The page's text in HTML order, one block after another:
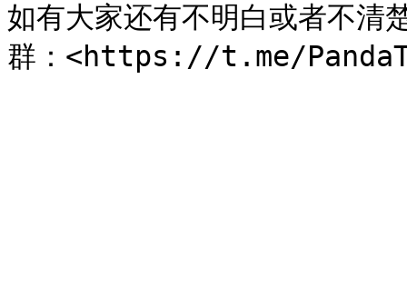
如有大家还有不明白或者不